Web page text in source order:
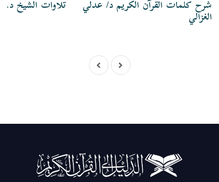
شرح كلمات القرآن الكريم د/ عدلي
الغزالي
تلاوات الشيخ د.